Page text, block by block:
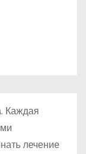
Каждая
лечение